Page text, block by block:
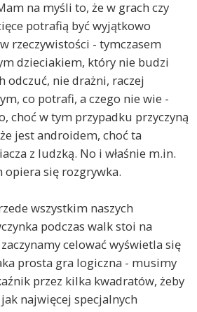
na myśli to, że w grach czy
potrafią być wyjątkowo
rzeczywistości - tymczasem
dzieciakiem, który nie budzi
odczuć, nie drażni, raczej
co potrafi, a czego nie wie -
choć w tym przypadku przyczyną
jest androidem, choć ta
z ludzką. No i właśnie m.in.
opiera się rozgrywka.
wszystkim naszych
podczas walk stoi na
celować wyświetla się
prosta gra logiczna - musimy
przez kilka kwadratów, żeby
najwięcej specjalnych